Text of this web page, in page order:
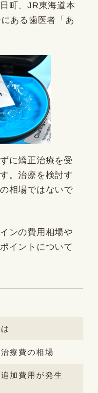
町、JR東海道本
ある歯医者「あ
に矯正治療を受
。治療を検討す
相場ではないで
ンの費用相場や
イントについて
療費の相場
加費用が発生